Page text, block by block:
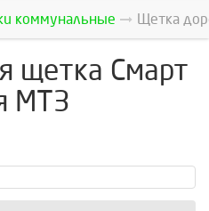
коммунальные Щетка
щетка Смарт
МТЗ